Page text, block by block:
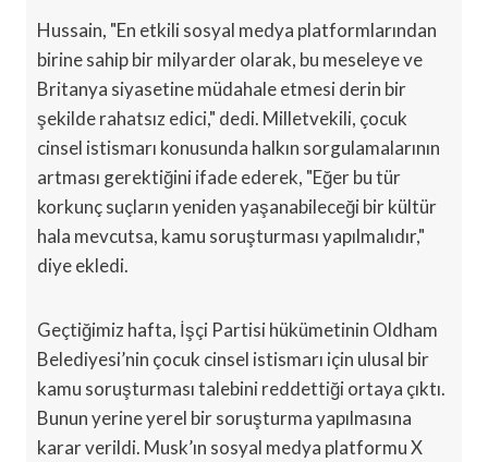
Hussain, "En etkili sosyal medya platformlarından
birine sahip bir milyarder olarak, bu meseleye ve
Britanya siyasetine müdahale etmesi derin bir
şekilde rahatsız edici," dedi. Milletvekili, çocuk
cinsel istismarı konusunda halkın sorgulamalarının
artması gerektiğini ifade ederek, "Eğer bu tür
korkunç suçların yeniden yaşanabileceği bir kültür
hala mevcutsa, kamu soruşturması yapılmalıdır,"
diye ekledi.
Geçtiğimiz hafta, İşçi Partisi hükümetinin Oldham
Belediyesi’nin çocuk cinsel istismarı için ulusal bir
kamu soruşturması talebini reddettiği ortaya çıktı.
Bunun yerine yerel bir soruşturma yapılmasına
karar verildi. Musk’ın sosyal medya platformu X